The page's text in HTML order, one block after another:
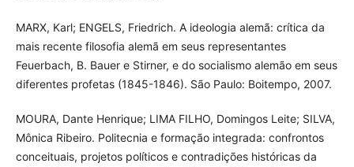
MARX, Karl; ENGELS, Friedrich. A ideologia alemã: crítica da
mais recente filosofia alemã em seus representantes
Feuerbach, B. Bauer e Stirner, e do socialismo alemão em seus
diferentes profetas (1845-1846). São Paulo: Boitempo, 2007.
MOURA, Dante Henrique; LIMA FILHO, Domingos Leite; SILVA,
Mônica Ribeiro. Politecnia e formação integrada: confrontos
conceituais, projetos políticos e contradições históricas da